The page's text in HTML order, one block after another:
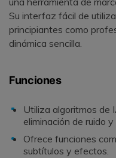
Su interfaz fácil de
principiantes como
dinámica sencilla.
Funciones
Utiliza algoritmos de
eliminación de ruido
Ofrece funciones
subtítulos y efectos.